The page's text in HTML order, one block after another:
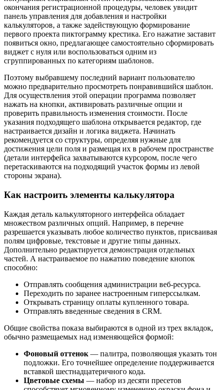
окончания регистрационной процедуры, человек увидит
панель управления для добавления и настройки
калькуляторов, а также задействующую формирование
первого проекта пиктограмму крестика. Его нажатие заставит
появиться окно, предлагающее самостоятельно сформировать
виджет с нуля или воспользоваться одним из
сгруппированных по категориям шаблонов.
Поэтому выбравшему последний вариант пользователю
можно предварительно просмотреть понравившийся шаблон.
Для осуществления этой операции программа позволяет
нажать на кнопки, активировать различные опции и
проверить правильность изменения стоимости. После
указания подходящего шаблона открывается редактор, где
настраивается дизайн и логика виджета. Начинать
рекомендуется со структуры, определяя нужные для
достижения цели поля и размещая их в рабочем пространстве
(детали интерфейса захватываются курсором, после чего
перетаскиваются на подходящий участок формы из левой
стороны экрана).
Как настроить элементы калькулятора
Каждая деталь калькуляторного интерфейса обладает
множеством различных опций. Например, в перечне
разрешается указывать любое количество пунктов, присваивая
полям цифровые, текстовые и другие типы данных.
Дополнительно редактируется демонстрация отдельных
частей. А настраиваемое по нажатию поведение кнопок
способно:
Отправлять сообщения администрации веб-ресурса.
Переходить по заранее настроенным гиперссылкам.
Открывать страницу оплаты купленного товара.
Отправлять введенные сведения в CRM.
Общие свойства показа выбираются в одной из трех вкладок,
обычно размещаемых над изменяющейся формой:
Фоновый оттенок — палитра, позволяющая указать тон
подложки. Его точнейшее определение поддерживается
вставкой шестнадцатеричного кода.
Цветовые схемы — набор из десяти пресетов